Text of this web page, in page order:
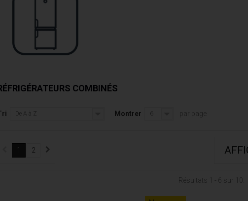
COMBINÉS
De A à Z Montrer 6 par page
1 2
Résultats 1 - 6 sur 10.